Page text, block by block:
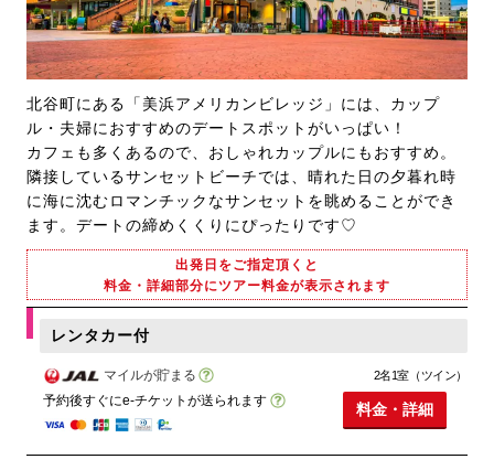
北谷町にある「美浜アメリカンビレッジ」には、カップ
ル・夫婦におすすめのデートスポットがいっぱい！
カフェも多くあるので、おしゃれカップルにもおすすめ。
隣接しているサンセットビーチでは、晴れた日の夕暮れ時
に海に沈むロマンチックなサンセットを眺めることができ
ます。デートの締めくくりにぴったりです♡
出発日をご指定頂くと
料金・詳細部分にツアー料金が表示されます
レンタカー付
マイルが貯まる
予約後すぐにe-チケットが送られます
2名1室（ツイン）
料金・詳細